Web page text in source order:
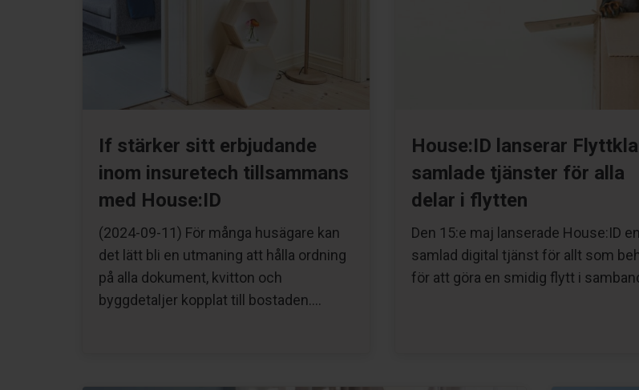
If stärker sitt erbjudande
inom insuretech tillsammans
med House:ID
(2024-09-11) För många husägare kan
det lätt bli en utmaning att hålla ordning
på alla dokument, kvitton och
byggdetaljer kopplat till bostaden….
House:ID lanserar
samlade tjänster för alla
delar i flytten
Den 15:e maj lanserade House:ID
samlad digital tjänst för allt som
för att göra en smidig flytt i